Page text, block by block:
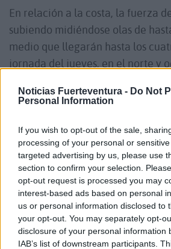
Noticias Fuerteventura - Do Not
Personal Information
If you wish to opt-out of the sale,
processing of your personal or
targeted advertising by us, please use
section to confirm your selection.
opt-out request is processed you may
interest-based ads based on personal
us or personal information disclosed to
your opt-out. You may separately opt-
disclosure of your personal information
IAB’s list of downstream participants.
En relación a la costa, la fuerza
subiendo midiéndose olas de
medio que llegarán hasta los
jornada del jueves, en el norte y
majorera. Se recomienda
baño.
Comentarios (0)
LO MÁS LEÍDO
Fallece un bebé
golpe de calor en